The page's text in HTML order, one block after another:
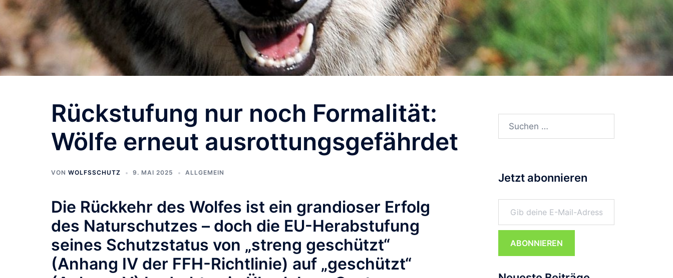
Rückstufung nur noch Formalität:
Wölfe erneut ausrottungsgefährdet
VON WOLFSSCHUTZ 9. MAI 2025 ALLGEMEIN
Die Rückkehr des Wolfes ist ein grandioser Erfolg
des Naturschutzes – doch die EU-Herabstufung
seines Schutzstatus von „streng geschützt“
(Anhang IV der FFH-Richtlinie) auf „geschützt“
Suchen
Jetzt abonnieren
Gib deine E-Mail-Adresse ein ...
ABONNIEREN